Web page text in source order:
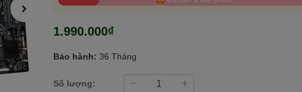
1.990.000₫
Bảo hành: 36 Tháng
Số lượng: